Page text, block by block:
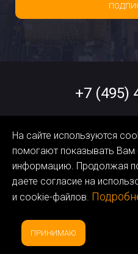
+7 (495)
Политика
На сайте используются
помогают показывать
информацию. Продолжая
даете согласие на
и cookie-файлов.
ПРИНИМАЮ